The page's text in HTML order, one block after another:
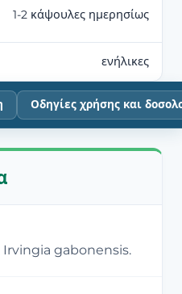
1-2 κάψουλες ημερησίως
ενήλικες
Οδηγίες χρήσης και
Irvingia gabonensis.